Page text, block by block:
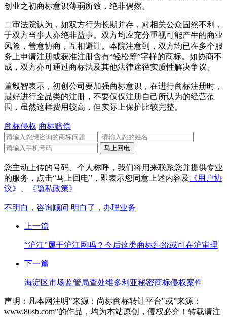
创业之初商标意识薄弱所致，绝非偶然。
二审法院认为，如双方行为长期并存，对相关公众固然不利，
于双方当事人亦绝非益事。双方均应充分重视可能产生的商业
风险，善意协商，互相避让。本院注意到，双方均已在多个服
务上申请注册或获准注册含有“轻松筹”字样的商标。如协商不
成，双方亦可通过商标法及其他法律途径实质性解决争议。
董毅智表示，初创公司要加强商标意识，在进行商标注册时，
最好进行全品类的注册，不要仅仅注册自己所认为的经营范
围，虽然这样费用较高，但实际上保护比较完整。
商标侵权 商标赔偿
您主动上传的号码、个人称呼，我们将用来联系您并提供专业
的服务，点击“马上回电”，即表示您同意上述内容及
《用户协
议》、
《隐私政策》
不明白，咨询顾问 明白了，办理业务
上一篇
“沪江”属于沪江网吗？今后这类商标纠纷或可在沪审理
下一篇
海淀区市场监管局查处维多利亚秘密商标侵权案件
声明：凡本网注明"来源：尚标商标转让平台"或”来源：
www.86sb.com”的作品，均为本站原创，侵权必究！转载请注